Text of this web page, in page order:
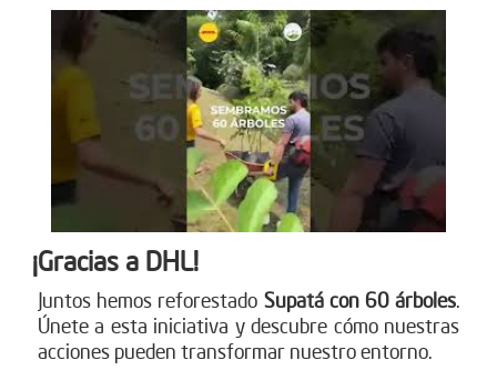
¡Gracias a DHL!
Juntos hemos reforestado Supatá con 60 árboles.
Únete a esta iniciativa y descubre cómo nuestras
acciones pueden transformar nuestro entorno.